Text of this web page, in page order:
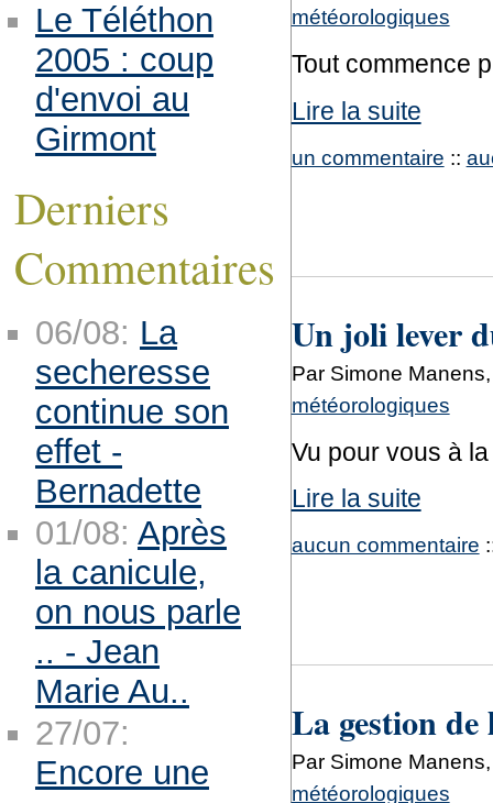
météorologiques
Tout commence
Lire la suite
un commentaire ::
Un joli lever
Par Simone
météorologiques
Vu pour vous à
Lire la suite
aucun commentaire
La gestion de
Par Simone
météorologiques
Le Téléthon
2005 : coup
d'envoi au
Girmont
Derniers
Commentaires
06/08: La
secheresse
continue son
effet -
Bernadette
01/08: Après
la canicule,
on nous parle
.. - Jean
Marie Au..
27/07:
Encore une